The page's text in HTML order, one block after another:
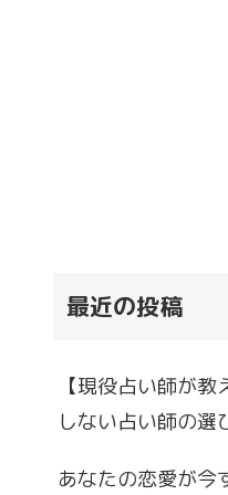
最近の投稿
【現役占い師が
しない占い師の選
あなたの恋愛が今